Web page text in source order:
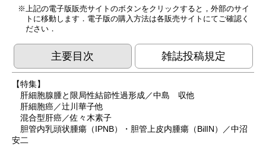
上記の電子版販売サイトのボタンをクリックすると，外部のサイ
トに移動します．電子版の購入方法は各販売サイトにてご確認く
ださい．
主要目次 雑誌投稿規定
【特集】
肝細胞腺腫と限局性結節性過形成／中島 収他
肝細胞癌／辻川華子他
混合型肝癌／佐々木素子
胆管内乳頭状腫瘍（IPNB）・胆管上皮内腫瘍（BilIN）／中沼
安二